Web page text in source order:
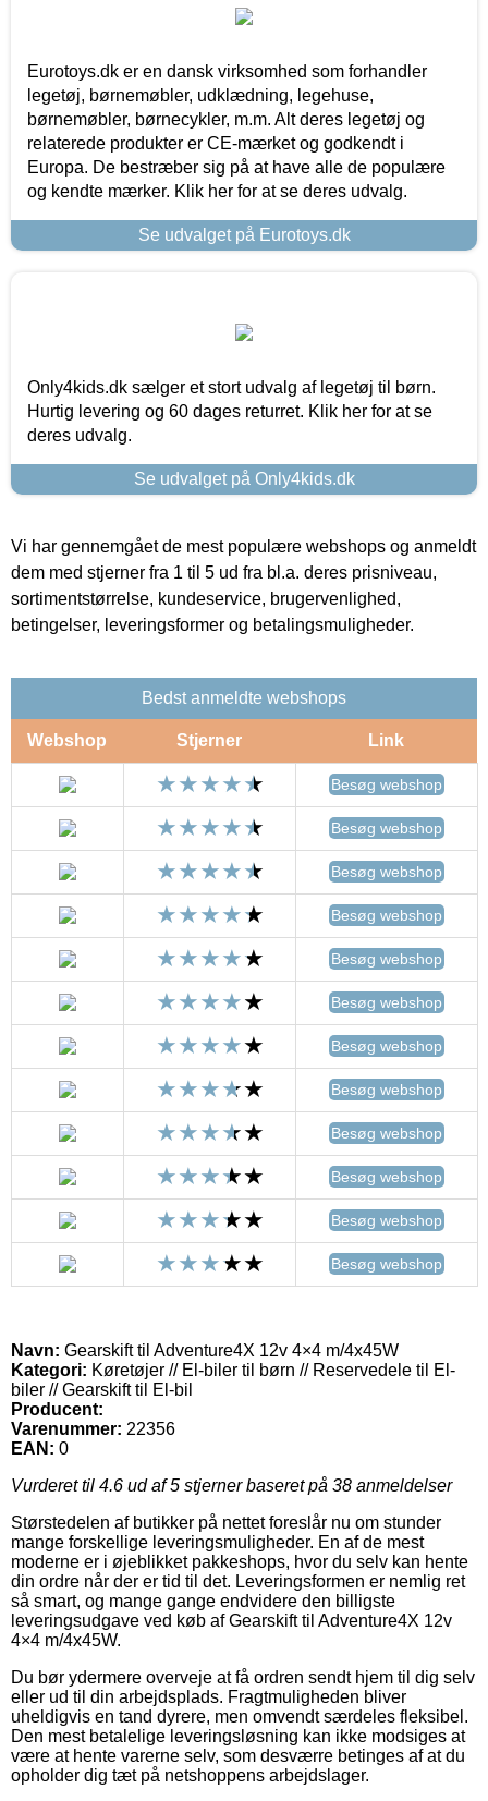
Eurotoys.dk er en dansk virksomhed som forhandler
legetøj, børnemøbler, udklædning, legehuse,
børnemøbler, børnecykler, m.m. Alt deres legetøj og
relaterede produkter er CE-mærket og godkendt i
Europa. De bestræber sig på at have alle de populære
og kendte mærker. Klik her for at se deres udvalg.
Se udvalget på Eurotoys.dk
Only4kids.dk sælger et stort udvalg af legetøj til børn.
Hurtig levering og 60 dages returret. Klik her for at se
deres udvalg.
Se udvalget på Only4kids.dk
Vi har gennemgået de mest populære webshops og anmeldt
dem med stjerner fra 1 til 5 ud fra bl.a. deres prisniveau,
sortimentstørrelse, kundeservice, brugervenlighed,
betingelser, leveringsformer og betalingsmuligheder.
Bedst anmeldte webshops
Webshop Stjerner Link
Besøg webshop
Besøg webshop
Besøg webshop
Besøg webshop
Besøg webshop
Besøg webshop
Besøg webshop
Besøg webshop
Besøg webshop
Besøg webshop
Besøg webshop
Besøg webshop
Navn: Gearskift til Adventure4X 12v 4×4 m/4x45W
Kategori: Køretøjer // El-biler til børn // Reservedele til El-
biler // Gearskift til El-bil
Producent:
Varenummer: 22356
EAN: 0
Vurderet til 4.6 ud af 5 stjerner baseret på 38 anmeldelser
Størstedelen af butikker på nettet foreslår nu om stunder
mange forskellige leveringsmuligheder. En af de mest
moderne er i øjeblikket pakkeshops, hvor du selv kan hente
din ordre når der er tid til det. Leveringsformen er nemlig ret
så smart, og mange gange endvidere den billigste
leveringsudgave ved køb af Gearskift til Adventure4X 12v
4×4 m/4x45W.
Du bør ydermere overveje at få ordren sendt hjem til dig selv
eller ud til din arbejdsplads. Fragtmuligheden bliver
uheldigvis en tand dyrere, men omvendt særdeles fleksibel.
Den mest betalelige leveringsløsning kan ikke modsiges at
være at hente varerne selv, som desværre betinges af at du
opholder dig tæt på netshoppens arbejdslager.